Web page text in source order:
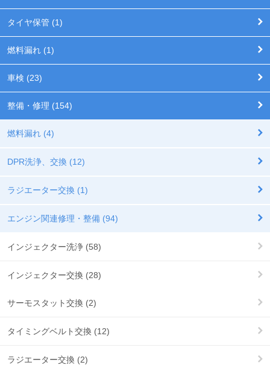
タイヤ保管 (1)
燃料漏れ (1)
車検 (23)
整備・修理 (154)
燃料漏れ (4)
DPR洗浄、交換 (12)
ラジエーター交換 (1)
エンジン関連修理・整備 (94)
インジェクター洗浄 (58)
インジェクター交換 (28)
サーモスタット交換 (2)
タイミングベルト交換 (12)
ラジエーター交換 (2)